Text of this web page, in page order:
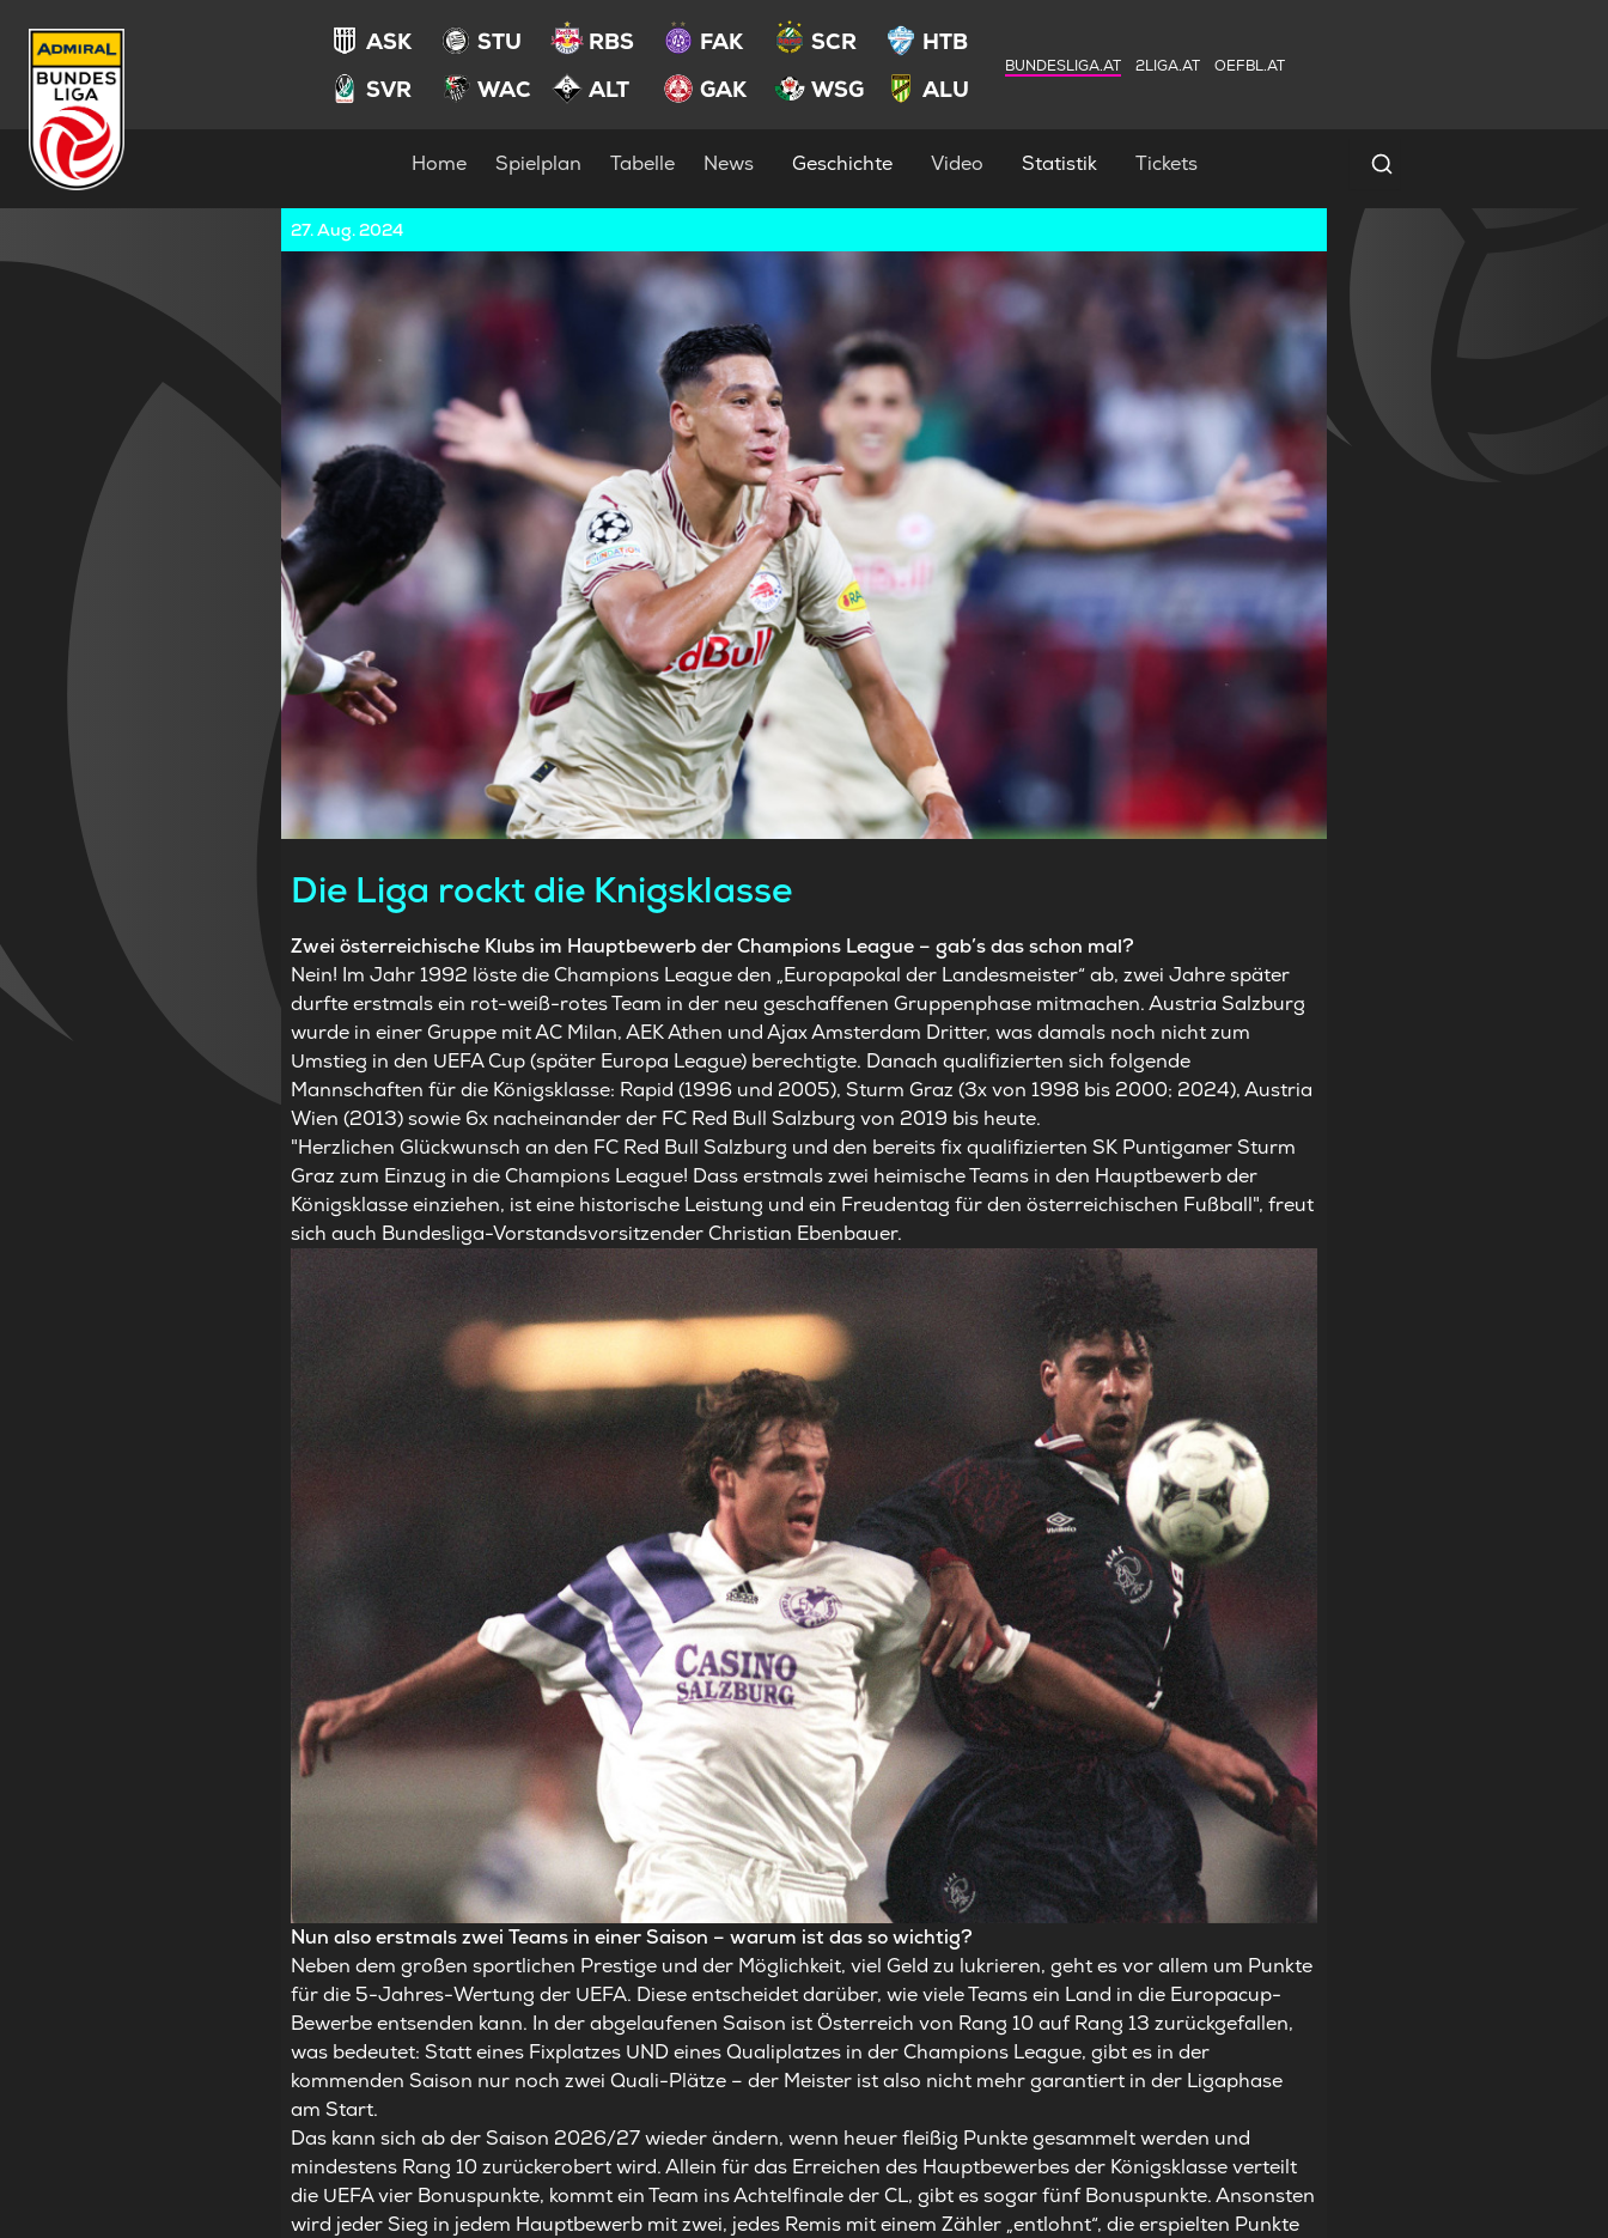
ASK STU RBS FAK SCR
HTB
SVR
WAC ALT GAK WSG ALU
BUNDESLIGA.AT 2LIGA.AT OEFBL.AT
Home Spielplan Tabelle News Geschichte Video Statistik Tickets Spielersuche
27. Aug. 2024
Die Liga rockt die Knigsklasse
Zwei österreichische Klubs im Hauptbewerb der Champions League – gab’s das schon mal?
Nein! Im Jahr 1992 löste die Champions League den „Europapokal der Landesmeister“ ab, zwei Jahre später
durfte erstmals ein rot-weiß-rotes Team in der neu geschaffenen Gruppenphase mitmachen. Austria Salzburg
wurde in einer Gruppe mit AC Milan, AEK Athen und Ajax Amsterdam Dritter, was damals noch nicht zum
Umstieg in den UEFA Cup (später Europa League) berechtigte. Danach qualifizierten sich folgende
Mannschaften für die Königsklasse: Rapid (1996 und 2005), Sturm Graz (3x von 1998 bis 2000; 2024), Austria
Wien (2013) sowie 6x nacheinander der FC Red Bull Salzburg von 2019 bis heute.
"Herzlichen Glückwunsch an den FC Red Bull Salzburg und den bereits fix qualifizierten SK Puntigamer Sturm
Graz zum Einzug in die Champions League! Dass erstmals zwei heimische Teams in den Hauptbewerb der
Königsklasse einziehen, ist eine historische Leistung und ein Freudentag für den österreichischen Fußball", freut
sich auch Bundesliga-Vorstandsvorsitzender Christian Ebenbauer.
Nun also erstmals zwei Teams in einer Saison – warum ist das so wichtig?
Neben dem großen sportlichen Prestige und der Möglichkeit, viel Geld zu lukrieren, geht es vor allem um Punkte
für die 5-Jahres-Wertung der UEFA. Diese entscheidet darüber, wie viele Teams ein Land in die Europacup-
Bewerbe entsenden kann. In der abgelaufenen Saison ist Österreich von Rang 10 auf Rang 13 zurückgefallen,
was bedeutet: Statt eines Fixplatzes UND eines Qualiplatzes in der Champions League, gibt es in der
kommenden Saison nur noch zwei Quali-Plätze – der Meister ist also nicht mehr garantiert in der Ligaphase
am Start.
Das kann sich ab der Saison 2026/27 wieder ändern, wenn heuer fleißig Punkte gesammelt werden und
mindestens Rang 10 zurückerobert wird. Allein für das Erreichen des Hauptbewerbes der Königsklasse verteilt
die UEFA vier Bonuspunkte, kommt ein Team ins Achtelfinale der CL, gibt es sogar fünf Bonuspunkte. Ansonsten
wird jeder Sieg in jedem Hauptbewerb mit zwei, jedes Remis mit einem Zähler „entlohnt“, die erspielten Punkte